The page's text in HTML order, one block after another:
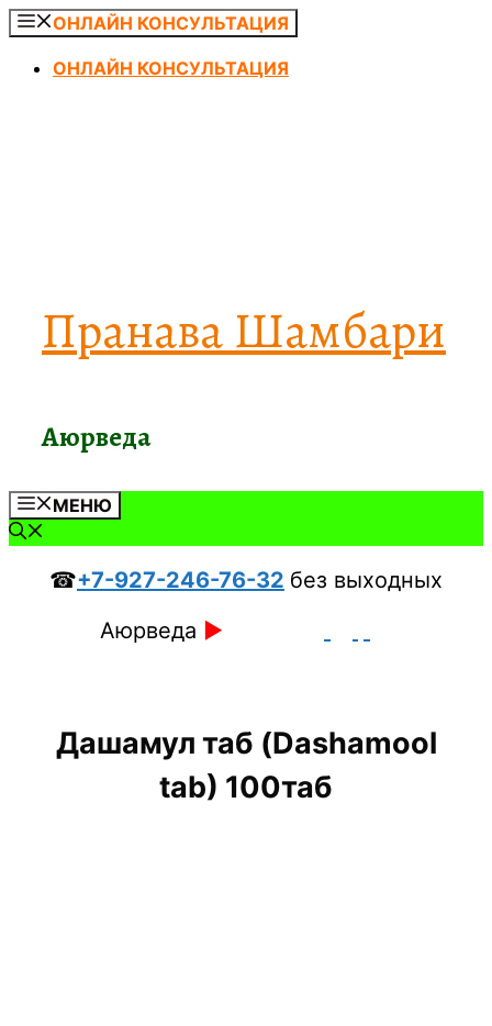
Перейти
содержимому
ОНЛАЙН КОНСУЛЬТАЦИЯ
ОНЛАЙН КОНСУЛЬТАЦИЯ
Пранава Шамбари
Аюрведа
МЕНЮ
☎+7-927-246-76-32 без выходных
Аюрведа ►
Дашамул таб (Dashamool
tab) 100таб